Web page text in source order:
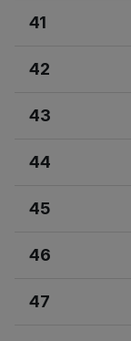
41
42
43
44
45
46
47